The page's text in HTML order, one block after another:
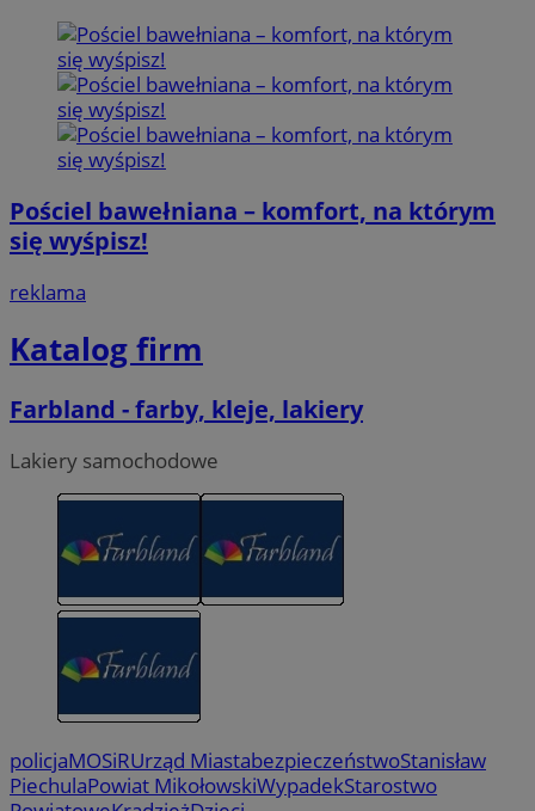
Pościel bawełniana – komfort, na którym
się wyśpisz!
reklama
Katalog firm
Farbland - farby, kleje, lakiery
Lakiery samochodowe
policjaMOSiRUrząd MiastabezpieczeństwoStanisław
PiechulaPowiat MikołowskiWypadekStarostwo